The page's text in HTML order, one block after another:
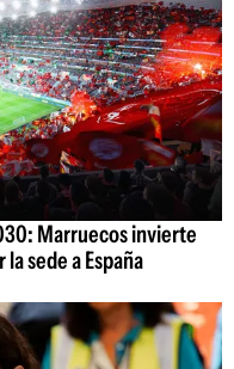
Marruecos invierte
sede a España